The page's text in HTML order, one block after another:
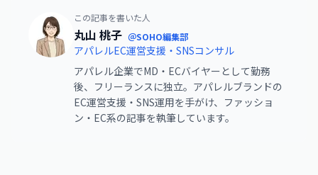
この記事を書いた人
丸山 桃子 ＠SOHO編集部
アパレルEC運営支援・SNSコンサル
アパレル企業でMD・ECバイヤーとして勤務
後、フリーランスに独立。アパレルブランドの
EC運営支援・SNS運用を手がけ、ファッショ
ン・EC系の記事を執筆しています。